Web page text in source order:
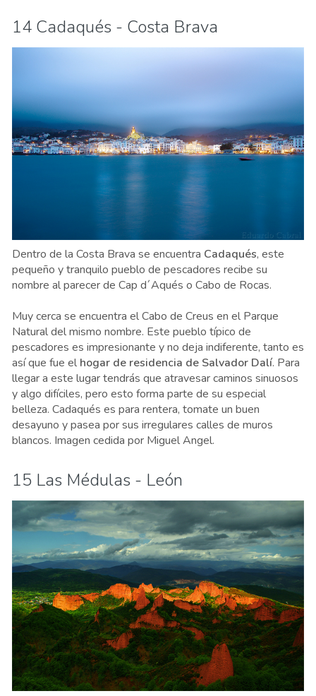
14 Cadaqués - Costa Brava
Dentro de la Costa Brava se encuentra Cadaqués, este
pequeño y tranquilo pueblo de pescadores recibe su
nombre al parecer de Cap d´Aqués o Cabo de Rocas.
Muy cerca se encuentra el Cabo de Creus en el Parque
Natural del mismo nombre. Este pueblo típico de
pescadores es impresionante y no deja indiferente, tanto es
así que fue el hogar de residencia de Salvador Dalí. Para
llegar a este lugar tendrás que atravesar caminos sinuosos
y algo difíciles, pero esto forma parte de su especial
belleza. Cadaqués es para rentera, tomate un buen
desayuno y pasea por sus irregulares calles de muros
blancos. Imagen cedida por Miguel Angel.
15 Las Médulas - León